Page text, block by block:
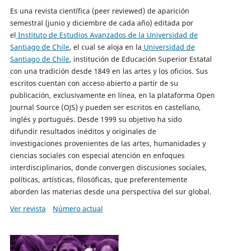
Es una revista científica (peer reviewed) de aparición
semestral (junio y diciembre de cada año) editada por
el Instituto de Estudios Avanzados de la Universidad de
Santiago de Chile, el cual se aloja en la Universidad de
Santiago de Chile, institución de Educación Superior Estatal
con una tradición desde 1849 en las artes y los oficios. Sus
escritos cuentan con acceso abierto a partir de su
publicación, exclusivamente en línea, en la plataforma Open
Journal Source (OJS) y pueden ser escritos en castellano,
inglés y portugués. Desde 1999 su objetivo ha sido
difundir resultados inéditos y originales de
investigaciones provenientes de las artes, humanidades y
ciencias sociales con especial atención en enfoques
interdisciplinarios, donde convergen discusiones sociales,
políticas, artísticas, filosóficas, que preferentemente
aborden las materias desde una perspectiva del sur global.
Ver revista
Número actual